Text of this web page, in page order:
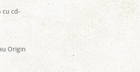
cu cd-
Origin